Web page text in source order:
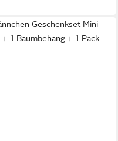
Geschenkset Mini-
1 Baumbehang + 1 Pack